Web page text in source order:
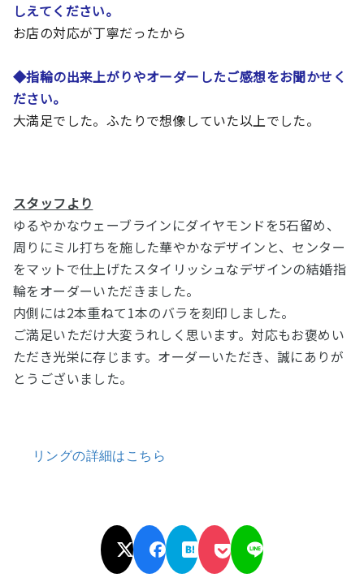
しえてください。
お店の対応が丁寧だったから
◆指輪の出来上がりやオーダーしたご感想をお聞かせく
ださい。
大満足でした。ふたりで想像していた以上でした。
スタッフより
ゆるやかなウェーブラインにダイヤモンドを5石留め、
周りにミル打ちを施した華やかなデザインと、センター
をマットで仕上げたスタイリッシュなデザインの結婚指
輪をオーダーいただきました。
内側には2本重ねて1本のバラを刻印しました。
ご満足いただけ大変うれしく思います。対応もお褒めい
ただき光栄に存じます。オーダーいただき、誠にありが
とうございました。
リングの詳細はこちら